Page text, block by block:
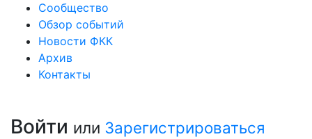
Сообщество
Обзор событий
Новости ФКК
Архив
Контакты
Войти или Зарегистрироваться